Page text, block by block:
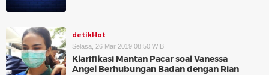
detikHot
Selasa, 26 Mar 2019 08:50 WIB
Klarifikasi Mantan Pacar soal Vanessa
Angel Berhubungan Badan dengan Rian